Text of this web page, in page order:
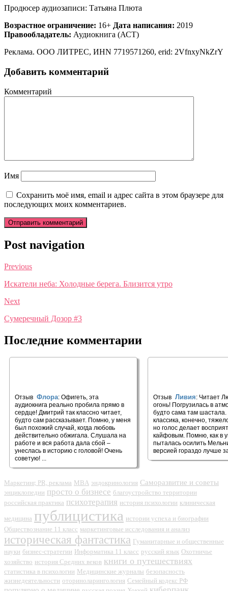
Продюсер аудиозаписи: Татьяна Плюта
Возрастное ограничение: 16+ Дата написания: 2019
Правообладатель: Аудиокнига (АСТ)
Реклама. ООО ЛИТРЕС, ИНN 7719571260, erid: 2VfnxyNkZrY
Добавить комментарий
Комментарий
Имя
Сохранить моё имя, email и адрес сайта в этом браузере для
последующих моих комментариев.
Post navigation
Previous
Искатели неба: Холодные берега. Близится утро
Next
Сумеречный Дозор #3
Последние комментарии
Отзыв Флора: Офигеть, эта
аудиокнига реально пробила прямо в
сердце! Дмитрий так классно читает,
будто сам рассказывает. Помню, у меня
был похожий случай, когда любовь
действительно обжигала. Слушала на
работе и вся работа дала сбой –
унеслась в историю с головой! Очень
советую! ...
Отзыв Ливия: Читает
огонь! Погрузилась в
будто сама там шастала.
классика, конечно,
но голос делает
кайфовым. Помню, как в
пыталась осилить
версией гораздо лучше
Маркетинг, PR, реклама MBA эндокринология Саморазвитие и советы
энциклопедии просто о бизнесе благоустройство территории
российская практика психотерапия история психологии клиническая
медицина публицистика истории успеха и биографии
Обществознание 11 класс маркетинговые исследования и анализ
историческая фантастика Гуманитарные и общественные
науки бизнес-стратегии Информатика 11 класс русский язык Охотничье
хозяйство история Средних веков книги о путешествиях
статистика в психологии Медицинские журналы безопасность
жизнедеятельности оториноларингология Семейный кодекс РФ